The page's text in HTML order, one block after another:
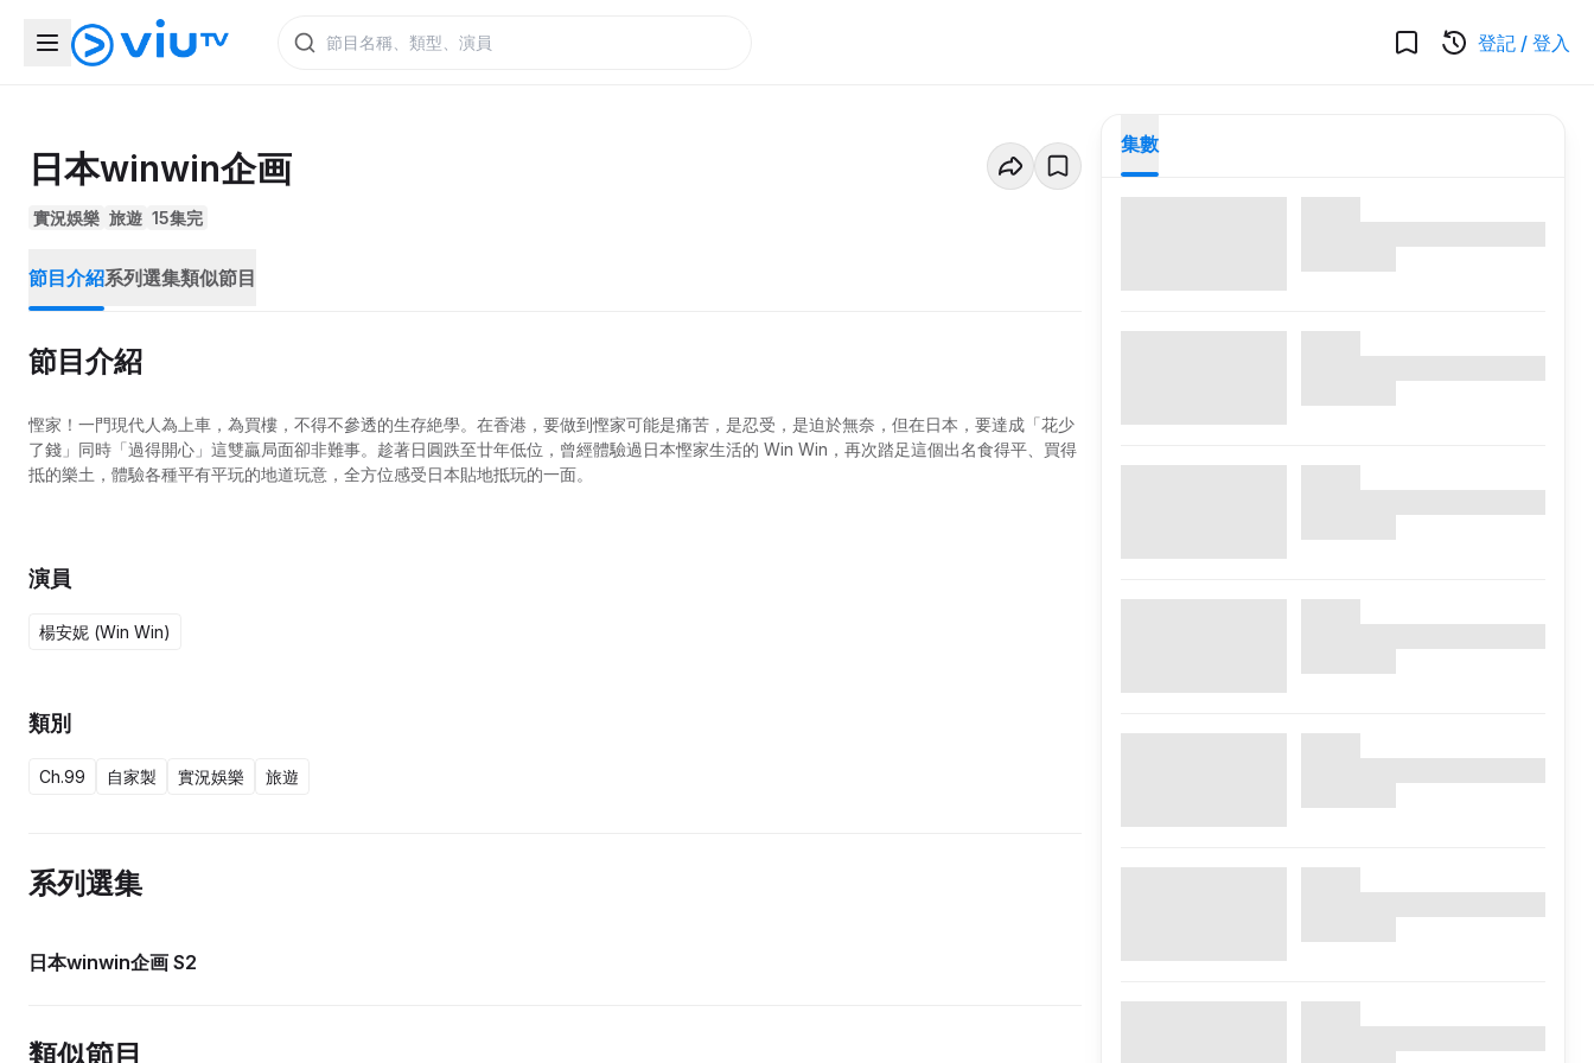
登記 / 登入
日本winwin企画
實況娛樂 旅遊 15集完
節目介紹系列選集類似節目
節目介紹
慳家！一門現代人為上車，為買樓，不得不參透的生存絶學。在香港，要做到慳家可能是痛苦，是忍受，是迫於無奈，但在日本，要達成「花少
了錢」同時「過得開心」這雙贏局面卻非難事。趁著日圓跌至廿年低位，曾經體驗過日本慳家生活的 Win Win，再次踏足這個出名食得平、買得
抵的樂土，體驗各種平有平玩的地道玩意，全方位感受日本貼地抵玩的一面。
演員
楊安妮 (Win Win)
類別
Ch.99 自家製 實況娛樂 旅遊
系列選集
日本winwin企画 S2
類似節目
集數